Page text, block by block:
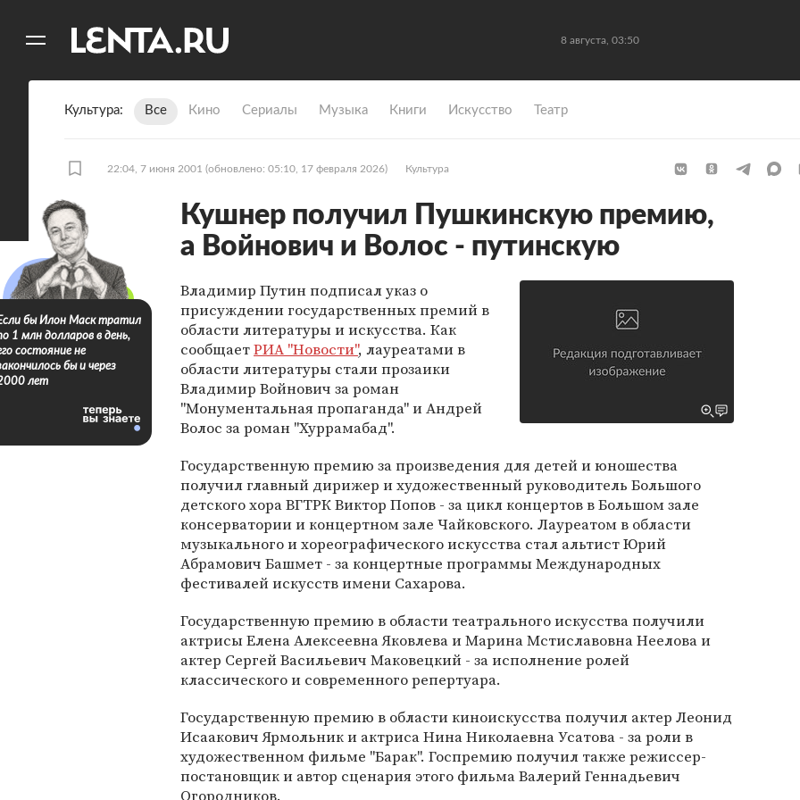
8 августа, 03:50
Культура Все Кино Сериалы Музыка Книги Искусство Театр
22:04, 7 июня 2001 (обновлено: 05:10, 17 февраля 2026) Культура
Кушнер получил Пушкинскую премию,
а Войнович и Волос - путинскую
Владимир Путин подписал указ о
присуждении государственных премий в
области литературы и искусства. Как
сообщаетРИА "Новости", лауреатами в
области литературы стали прозаики
Владимир Войнович за роман
"Монументальная пропаганда" и Андрей
Волос за роман "Хуррамабад".
Государственную премию за произведения для детей и юношества
получил главный дирижер и художественный руководитель Большого
детского хора ВГТРК Виктор Попов - за цикл концертов в Большом зале
консерватории и концертном зале Чайковского. Лауреатом в области
музыкального и хореографического искусства стал альтист Юрий
Абрамович Башмет - за концертные программы Международных
фестивалей искусств имени Сахарова.
Государственную премию в области театрального искусства получили
актрисы Елена Алексеевна Яковлева и Марина Мстиславовна Неелова и
актер Сергей Васильевич Маковецкий - за исполнение ролей
классического и современного репертуара.
Государственную премию в области киноискусства получил актер Леонид
Исаакович Ярмольник и актриса Нина Николаевна Усатова - за роли в
художественном фильме "Барак". Госпремию получил также режиссер-
постановщик и автор сценария этого фильма Валерий Геннадьевич
Огородников.
бы Илон Маск тратил
1 млн долларов в день,
состояние не
бы и через
лет